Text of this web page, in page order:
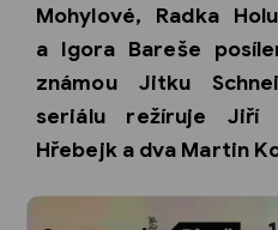
Mohylové, Radka
a Igora Bareše
známou Jitku
seriálu režíruje Jiří
Hřebejk a dva Martin